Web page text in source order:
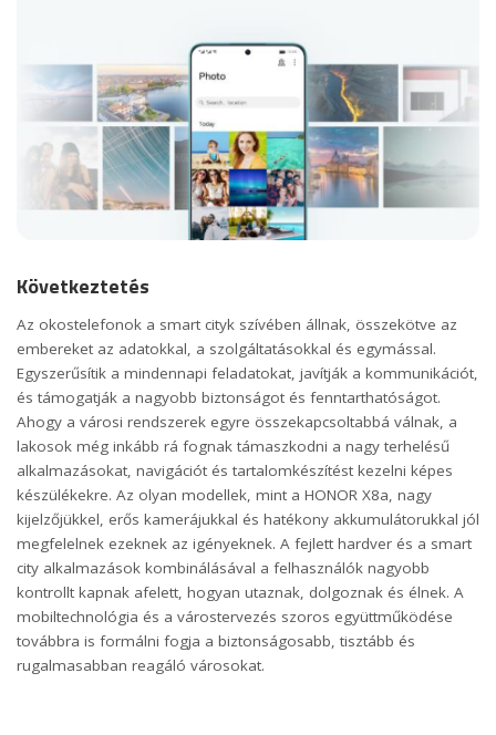
Következtetés
Az okostelefonok a smart cityk szívében állnak, összekötve az
embereket az adatokkal, a szolgáltatásokkal és egymással.
Egyszerűsítik a mindennapi feladatokat, javítják a kommunikációt,
és támogatják a nagyobb biztonságot és fenntarthatóságot.
Ahogy a városi rendszerek egyre összekapcsoltabbá válnak, a
lakosok még inkább rá fognak támaszkodni a nagy terhelésű
alkalmazásokat, navigációt és tartalomkészítést kezelni képes
készülékekre. Az olyan modellek, mint a HONOR X8a, nagy
kijelzőjükkel, erős kamerájukkal és hatékony akkumulátorukkal jól
megfelelnek ezeknek az igényeknek. A fejlett hardver és a smart
city alkalmazások kombinálásával a felhasználók nagyobb
kontrollt kapnak afelett, hogyan utaznak, dolgoznak és élnek. A
mobiltechnológia és a várostervezés szoros együttműködése
továbbra is formálni fogja a biztonságosabb, tisztább és
rugalmasabban reagáló városokat.